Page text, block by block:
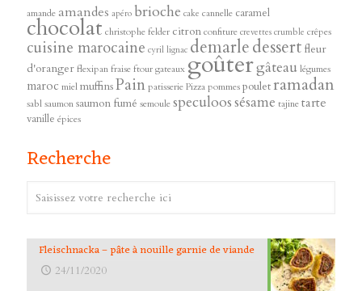
amandeamandes apéro brioche cake cannelle caramel
chocolat christophe felder citronconfiture crevettes crumble crêpes
cuisine marocaine cyril lignac demarledessert fleur
d'orangerflexipanfraiseftourgateaux goûtergâteaulégumes
maroc mielmuffinsPainpatisseriePizzapommespouletramadan
sablsaumonsaumon fumé semoulespeculoossésame tajinetarte
vanille épices
Recherche
Fleischnacka – pâte à nouille garnie de viande
24/11/2020